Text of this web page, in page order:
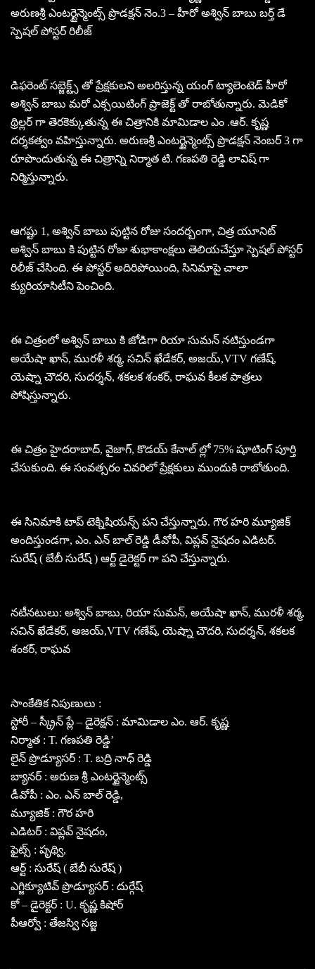
అరుణశ్రీ ఎంటర్టైన్మెంట్స్ ప్రొడక్షన్ నెం.3 – హీరో అశ్విన్ బాబు బర్త్ డే
స్పెషల్ పోస్టర్ రిలీజ్
డిఫరెంట్ సబ్జెక్ట్స్ తో ప్రేక్షకులని అలరిస్తున్న యంగ్ ట్యాలెంటెడ్ హీరో
అశ్విన్ బాబు మరో ఎక్సయిటింగ్ ప్రాజెక్ట్ తో రాబోతున్నారు. మెడికో
థ్రిల్లర్ గా తెరకెక్కుతున్న ఈ చిత్రానికి మామిడాల ఎం .ఆర్. కృష్ణ
దర్శకత్వం వహిస్తున్నారు. అరుణశ్రీ ఎంటర్టైన్మెంట్స్ ప్రొడక్షన్ నెంబర్ 3 గా
రూపొందుతున్న ఈ చిత్రాన్ని నిర్మాత టి. గణపతి రెడ్డి లావిష్ గా
నిర్మిస్తున్నారు.
ఆగష్టు 1, అశ్విన్ బాబు పుట్టిన రోజు సందర్బంగా, చిత్ర యూనిట్
అశ్విన్ బాబు కి పుట్టిన రోజు శుభాకాంక్షలు తెలియచేస్తూ స్పెషల్ పోస్టర్
రిలీజ్ చేసింది. ఈ పోస్టర్ అదిరిపోయింది, సినిమాపై చాలా
క్యురియాసిటీని పెంచింది.
ఈ చిత్రంలో అశ్విన్ బాబు కి జోడిగా రియా సుమన్ నటిస్తుండగా
అయేషా ఖాన్, మురళీ శర్మ, సచిన్ ఖేడేకర్, అజయ్,VTV గణేష్,
యెష్నా చౌదరి, సుదర్శన్, శకలక శంకర్, రాఘవ కీలక పాత్రలు
పోషిస్తున్నారు.
ఈ చిత్రం హైదరాబాద్, వైజాగ్, కొడయ్ కేనాల్ ల్లో 75% షూటింగ్ పూర్తి
చేసుకుంది. ఈ సంవత్సరం చివరిలో ప్రేక్షకులు ముందుకి రాబోతుంది.
ఈ సినిమాకి టాప్ టెక్నిషియన్స్ పని చేస్తున్నారు. గౌర హరి మ్యూజిక్
అందిస్తుండగా, ఎం. ఎన్ బాల్ రెడ్డి డీవోపీ, విప్లవ్ నైషదం ఎడిటర్.
సురేష్ ( బేబీ సురేష్ ) ఆర్ట్ డైరెక్టర్ గా పని చేస్తున్నారు.
నటీనటులు: అశ్విన్ బాబు, రియా సుమన్, అయేషా ఖాన్, మురళీ శర్మ,
సచిన్ ఖేడేకర్, అజయ్,VTV గణేష్, యెష్నా చౌదరి, సుదర్శన్, శకలక
శంకర్, రాఘవ
సాంకేతిక నిపుణులు :
స్టోరీ – స్క్రీన్ ప్లే – డైరెక్షన్ : మామిడాల ఎం. ఆర్. కృష్ణ
నిర్మాత : T. గణపతి రెడ్డి’
లైన్ ప్రొడ్యూసర్ : T. బద్రి నాధ్ రెడ్డి
బ్యానర్ : అరుణ శ్రీ ఎంటర్టైన్మెంట్స్
డీవోపీ : ఎం. ఎన్ బాల్ రెడ్డి,
మ్యూజిక్ : గౌర హరి
ఎడిటర్ : విప్లవ్ నైషదం,
ఫైట్స్ : పృథ్వి,
ఆర్ట్ : సురేష్ ( బేబీ సురేష్ )
ఎగ్జిక్యూటివ్ ప్రొడ్యూసర్ : దుర్గేష్
కో – డైరెక్టర్ : U. కృష్ణ కిషోర్
పీఆర్వో : తేజస్వి సజ్జ